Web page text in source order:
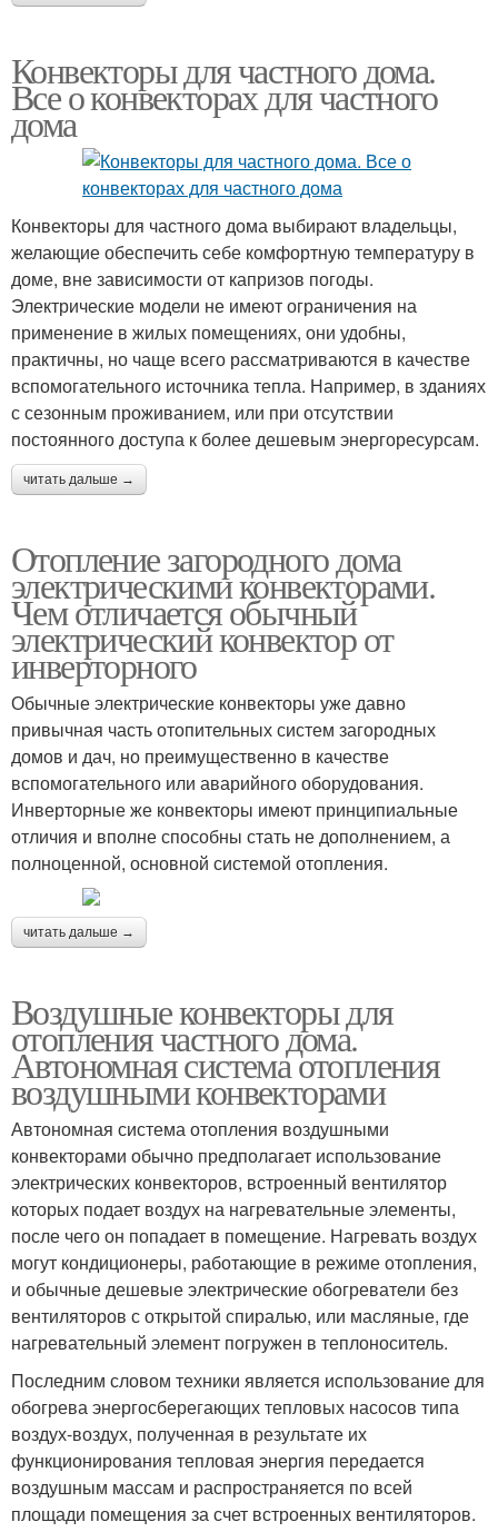
Конвекторы для частного дома.
Все о конвекторах для частного
дома
Конвекторы для частного дома выбирают владельцы,
желающие обеспечить себе комфортную температуру в
доме, вне зависимости от капризов погоды.
Электрические модели не имеют ограничения на
применение в жилых помещениях, они удобны,
практичны, но чаще всего рассматриваются в качестве
вспомогательного источника тепла. Например, в зданиях
с сезонным проживанием, или при отсутствии
постоянного доступа к более дешевым энергоресурсам.
читать дальше →
Отопление загородного дома
электрическими конвекторами.
Чем отличается обычный
электрический конвектор от
инверторного
Обычные электрические конвекторы уже давно
привычная часть отопительных систем загородных
домов и дач, но преимущественно в качестве
вспомогательного или аварийного оборудования.
Инверторные же конвекторы имеют принципиальные
отличия и вполне способны стать не дополнением, а
полноценной, основной системой отопления.
читать дальше →
Воздушные конвекторы для
отопления частного дома.
Автономная система отопления
воздушными конвекторами
Автономная система отопления воздушными
конвекторами обычно предполагает использование
электрических конвекторов, встроенный вентилятор
которых подает воздух на нагревательные элементы,
после чего он попадает в помещение. Нагревать воздух
могут кондиционеры, работающие в режиме отопления,
и обычные дешевые электрические обогреватели без
вентиляторов с открытой спиралью, или масляные, где
нагревательный элемент погружен в теплоноситель.
Последним словом техники является использование для
обогрева энергосберегающих тепловых насосов типа
воздух-воздух, полученная в результате их
функционирования тепловая энергия передается
воздушным массам и распространяется по всей
площади помещения за счет встроенных вентиляторов.